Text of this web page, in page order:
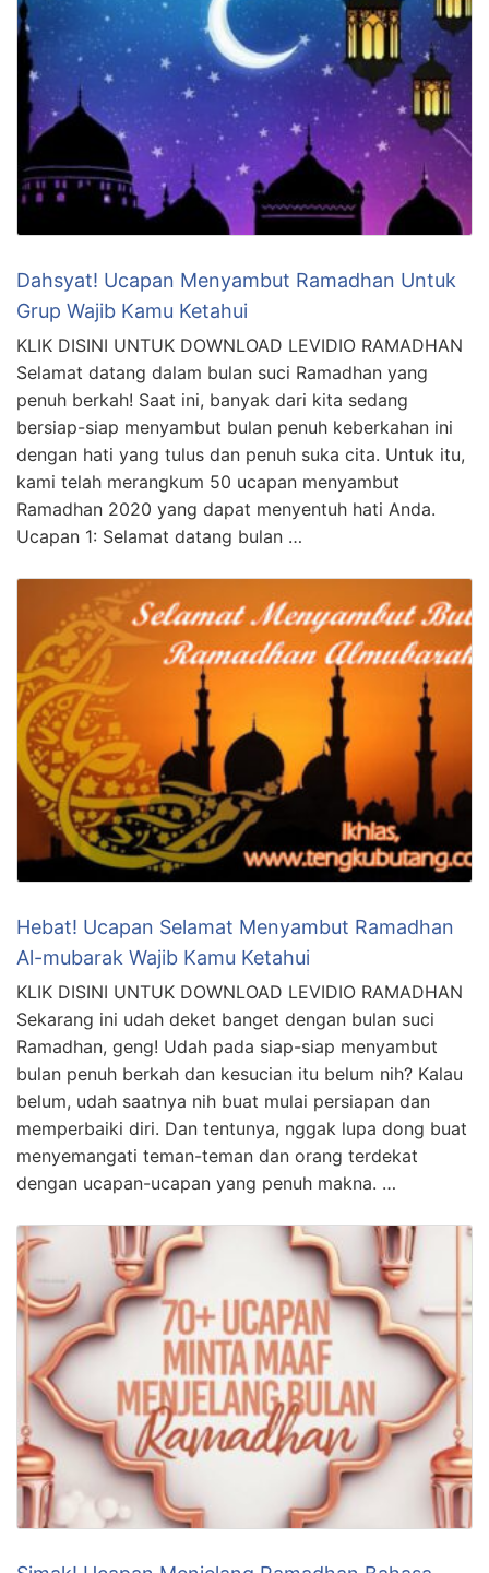
Dahsyat! Ucapan Menyambut Ramadhan Untuk
Grup Wajib Kamu Ketahui
KLIK DISINI UNTUK DOWNLOAD LEVIDIO RAMADHAN
Selamat datang dalam bulan suci Ramadhan yang
penuh berkah! Saat ini, banyak dari kita sedang
bersiap-siap menyambut bulan penuh keberkahan ini
dengan hati yang tulus dan penuh suka cita. Untuk itu,
kami telah merangkum 50 ucapan menyambut
Ramadhan 2020 yang dapat menyentuh hati Anda.
Ucapan 1: Selamat datang bulan …
Hebat! Ucapan Selamat Menyambut Ramadhan
Al-mubarak Wajib Kamu Ketahui
KLIK DISINI UNTUK DOWNLOAD LEVIDIO RAMADHAN
Sekarang ini udah deket banget dengan bulan suci
Ramadhan, geng! Udah pada siap-siap menyambut
bulan penuh berkah dan kesucian itu belum nih? Kalau
belum, udah saatnya nih buat mulai persiapan dan
memperbaiki diri. Dan tentunya, nggak lupa dong buat
menyemangati teman-teman dan orang terdekat
dengan ucapan-ucapan yang penuh makna. …